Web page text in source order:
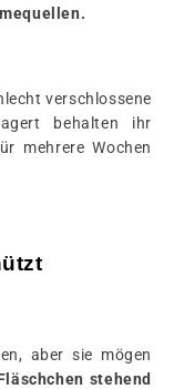
verschlossene
behalten ihr
mehrere Wochen
aber sie mögen
stehend